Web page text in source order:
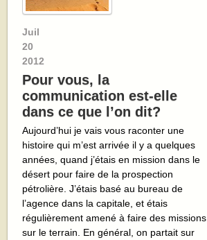
Juil
20
2012
Pour vous, la
communication est-elle
dans ce que l’on dit?
Aujourd’hui je vais vous raconter une
histoire qui m’est arrivée il y a quelques
années, quand j’étais en mission dans le
désert pour faire de la prospection
pétrolière. J’étais basé au bureau de
l’agence dans la capitale, et étais
régulièrement amené à faire des missions
sur le terrain. En général, on partait sur